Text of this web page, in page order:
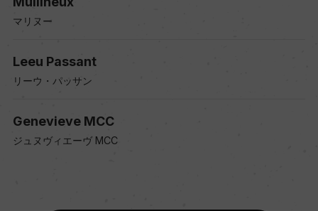
マリヌー
Leeu Passant
リーウ・パッサン
Genevieve MCC
ジュヌヴィエーヴ MCC